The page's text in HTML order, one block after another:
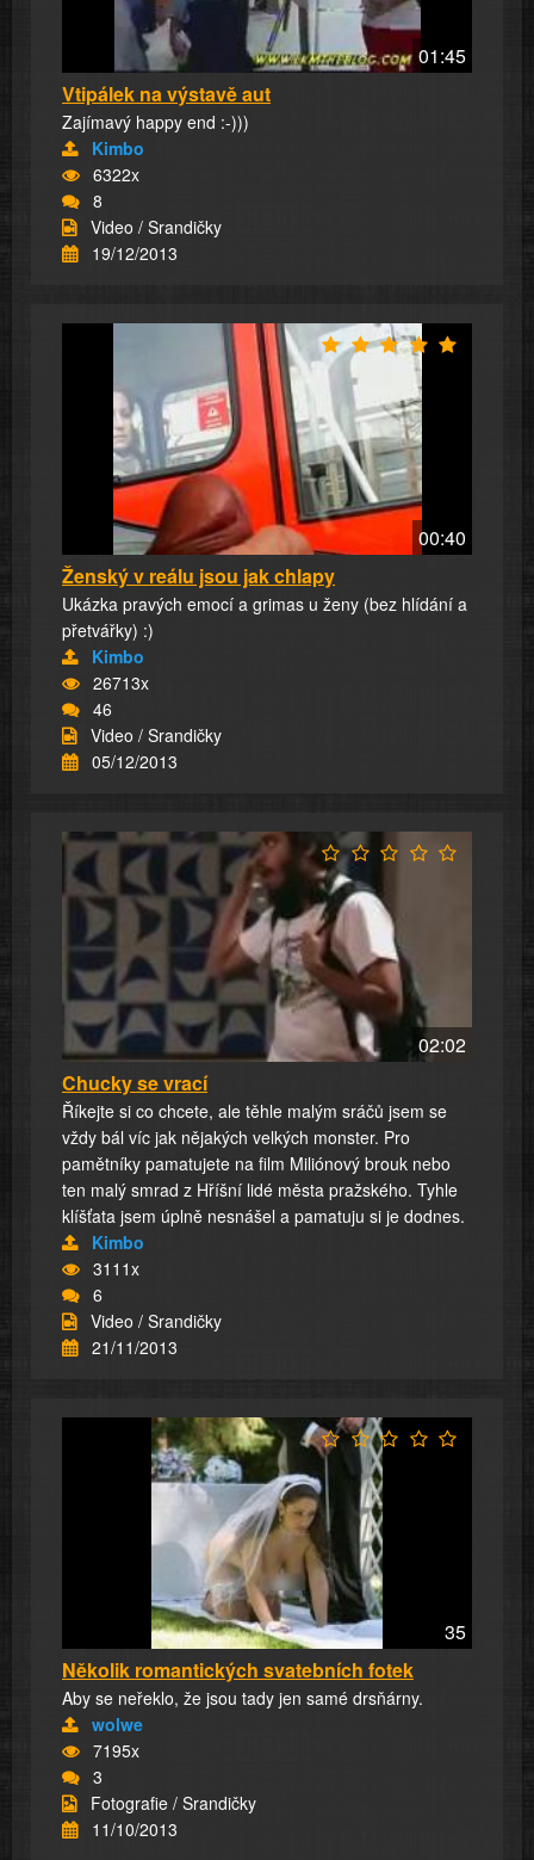
01:45
Vtipálek na výstavě aut
Zajímavý happy end :-)))
Kimbo
6322x
8
Video / Srandičky
19/12/2013
00:40
Ženský v reálu jsou jak chlapy
Ukázka pravých emocí a grimas u ženy (bez hlídání a
přetvářky) :)
Kimbo
26713x
46
Video / Srandičky
05/12/2013
02:02
Chucky se vrací
Říkejte si co chcete, ale těhle malým sráčů jsem se
vždy bál víc jak nějakých velkých monster. Pro
pamětníky pamatujete na film Miliónový brouk nebo
ten malý smrad z Hříšní lidé města pražského. Tyhle
klíšťata jsem úplně nesnášel a pamatuju si je dodnes.
Kimbo
3111x
6
Video / Srandičky
21/11/2013
35
Několik romantických svatebních fotek
Aby se neřeklo, že jsou tady jen samé drsňárny.
wolwe
7195x
3
Fotografie / Srandičky
11/10/2013